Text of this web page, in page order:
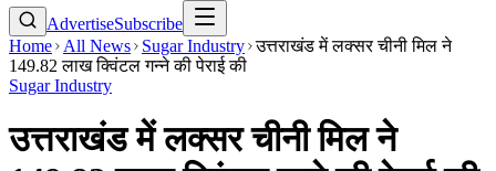
AdvertiseSubscribe
Home
All News Sugar Industry उत्तराखंड में लक्सर चीनी मिल ने
149.82 लाख क्विंटल गन्ने की पेराई की
Sugar Industry
उत्तराखंड में लक्सर चीनी मिल ने